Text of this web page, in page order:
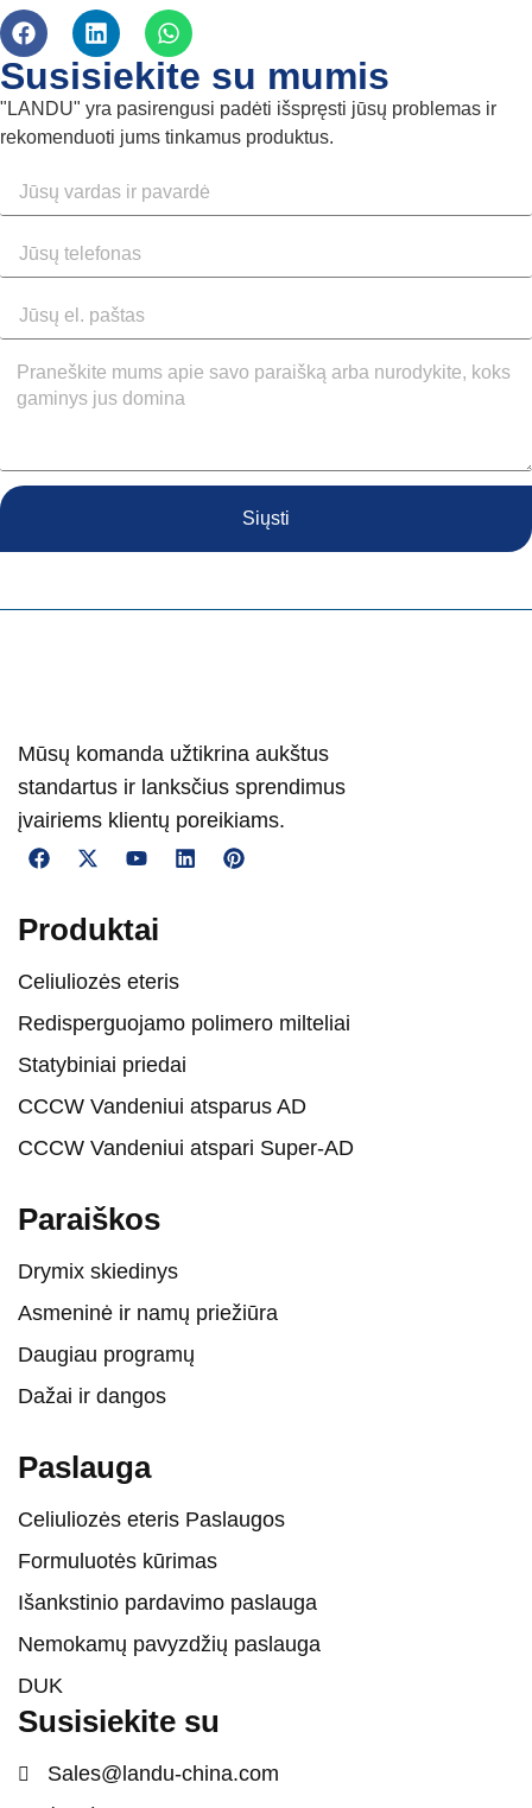
Susisiekite su mumis
"LANDU" yra pasirengusi padėti išspręsti jūsų problemas ir
rekomenduoti jums tinkamus produktus.
Siųsti
Mūsų komanda užtikrina aukštus
standartus ir lanksčius sprendimus
įvairiems klientų poreikiams.
Produktai
Celiuliozės eteris
Redisperguojamo polimero milteliai
Statybiniai priedai
CCCW Vandeniui atsparus AD
CCCW Vandeniui atspari Super-AD
Paraiškos
Drymix skiedinys
Asmeninė ir namų priežiūra
Daugiau programų
Dažai ir dangos
Paslauga
Celiuliozės eteris Paslaugos
Formuluotės kūrimas
Išankstinio pardavimo paslauga
Nemokamų pavyzdžių paslauga
DUK
Susisiekite su
Sales@landu-china.com